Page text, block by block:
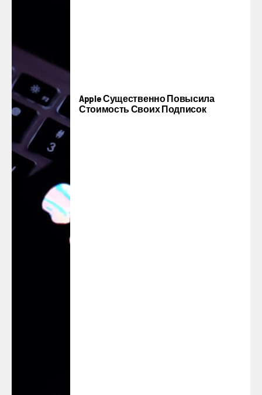
Apple Существенно Повысила
Стоимость Своих Подписок